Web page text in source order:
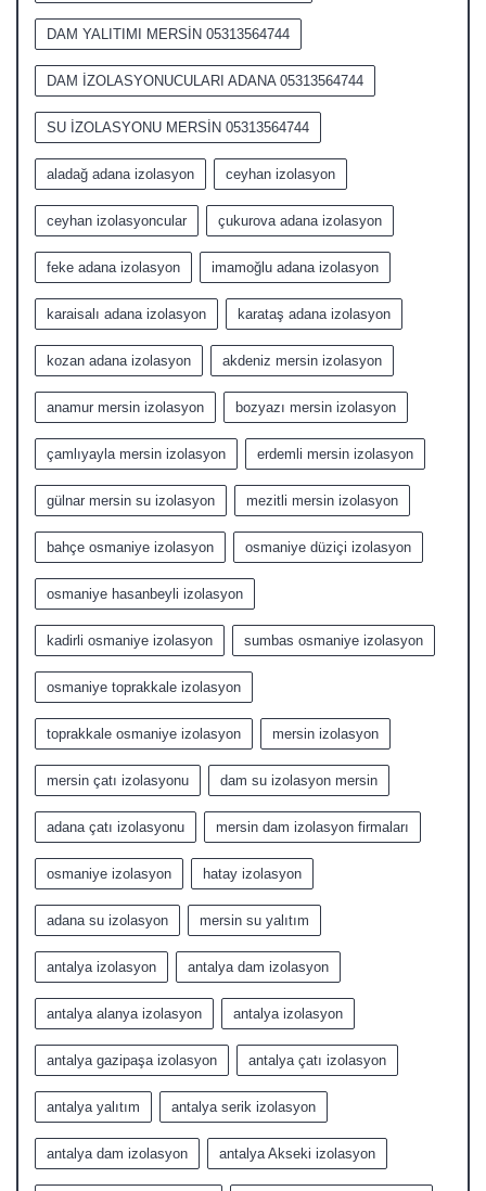
DAM YALITIMI MERSİN 05313564744
DAM İZOLASYONUCULARI ADANA 05313564744
SU İZOLASYONU MERSİN 05313564744
aladağ adana izolasyon ceyhan izolasyon
ceyhan izolasyoncular çukurova adana izolasyon
feke adana izolasyon imamoğlu adana izolasyon
karaisalı adana izolasyon karataş adana izolasyon
kozan adana izolasyon akdeniz mersin izolasyon
anamur mersin izolasyon bozyazı mersin izolasyon
çamlıyayla mersin izolasyon erdemli mersin izolasyon
gülnar mersin su izolasyon mezitli mersin izolasyon
bahçe osmaniye izolasyon osmaniye düziçi izolasyon
osmaniye hasanbeyli izolasyon
kadirli osmaniye izolasyon sumbas osmaniye izolasyon
osmaniye toprakkale izolasyon
toprakkale osmaniye izolasyon mersin izolasyon
mersin çatı izolasyonu dam su izolasyon mersin
adana çatı izolasyonu mersin dam izolasyon firmaları
osmaniye izolasyon hatay izolasyon
adana su izolasyon mersin su yalıtım
antalya izolasyon antalya dam izolasyon
antalya alanya izolasyon antalya izolasyon
antalya gazipaşa izolasyon antalya çatı izolasyon
antalya yalıtım antalya serik izolasyon
antalya dam izolasyon antalya Akseki izolasyon